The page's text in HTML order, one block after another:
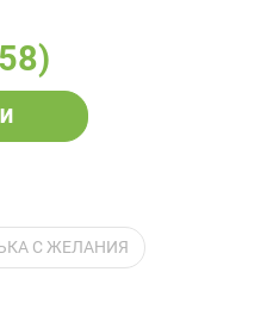
С ЖЕЛАНИЯ